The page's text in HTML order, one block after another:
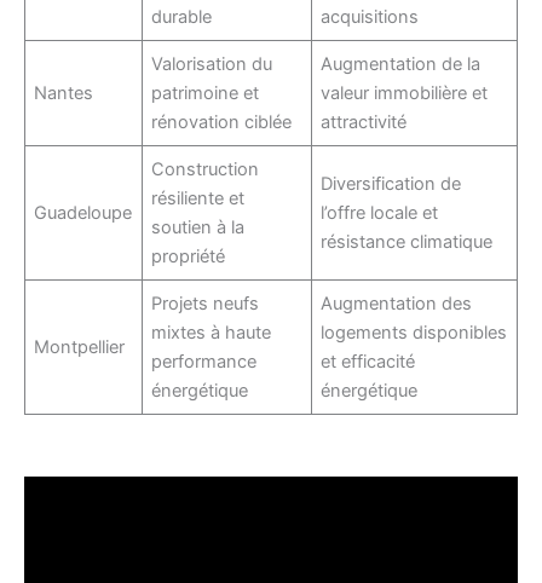
durable
acquisitions
Nantes
Valorisation du
patrimoine et
rénovation ciblée
Augmentation de la
valeur immobilière et
attractivité
Guadeloupe
Construction
résiliente et
soutien à la
propriété
Diversification de
l’offre locale et
résistance climatique
Montpellier
Projets neufs
mixtes à haute
performance
énergétique
Augmentation des
logements disponibles
et efficacité
énergétique